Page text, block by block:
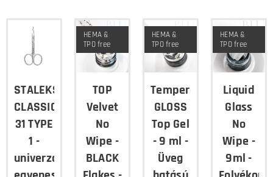
STALEKS
CLASSIC
31 TYPE
1 -
univerzális
TOP
Velvet
No
Wipe -
BLACK
HEMA &
TPO free
Tempered
GLOSS
Top Gel
- 9 ml -
Üveg
HEMA &
TPO free
Liquid
Glass
No
Wipe -
9ml -
HEMA &
TPO free